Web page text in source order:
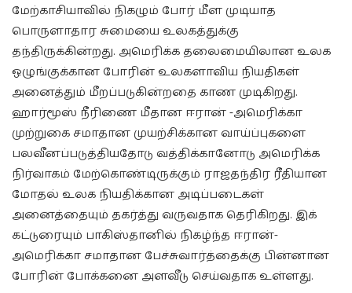
மேற்காசியாவில் நிகழும் போர் மீள முடியாத
பொருளாதார சுமையை உலகத்துக்கு
தந்திருக்கின்றது. அமெரிக்க தலைமையிலான உலக
ஒழுங்குக்கான போரின் உலகளாவிய நியதிகள்
அனைத்தும் மீறப்படுகின்றதை காண முடிகிறது.
ஹார்மூஸ் நீரிணை மீதான ஈரான் -அமெரிக்கா
முற்றுகை சமாதான முயற்சிக்கான வாய்ப்புகளை
பலவீனப்படுத்தியதோடு வத்திக்கானோடு அமெரிக்க
நிர்வாகம் மேற்கொண்டிருக்கும் ராஜதந்திர ரீதியான
மோதல் உலக நியதிக்கான அடிப்படைகள்
அனைத்தையும் தகர்த்து வருவதாக தெரிகிறது. இக்
கட்டுரையும் பாகிஸ்தானில் நிகழ்ந்த ஈரான்-
அமெரிக்கா சமாதான பேச்சுவார்த்தைக்கு பின்னான
போரின் போக்கனை அளவீடு செய்வதாக உள்ளது.